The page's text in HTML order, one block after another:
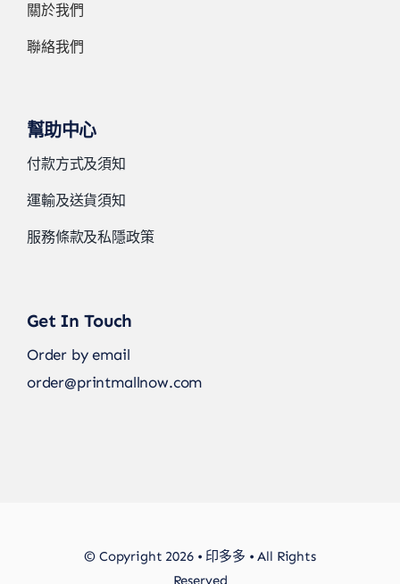
關於我們
聯絡我們
幫助中心
付款方式及須知
運輸及送貨須知
服務條款及私隱政策
Get In Touch
Order by email
order@printmallnow.com
© Copyright 2026 • 印多多 • All Rights
Reserved